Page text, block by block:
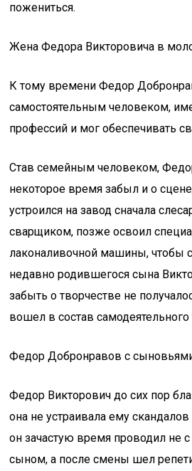
пожениться.
Жена Федора Викторовича в
К тому времени Федор
самостоятельным человеком,
профессий и мог обеспечивать
Став семейным человеком,
некоторое время забыл и о
устроился на завод сначала
сварщиком, позже освоил
лаконаливочной машины, чтобы
недавно родившегося сына
забыть о творчестве не
вошел в состав самодеятельного
Федор Добронравов с
Федор Викторович до сих пор
она не устраивала ему скандалов
он зачастую время проводил не
сыном, а после смены шел